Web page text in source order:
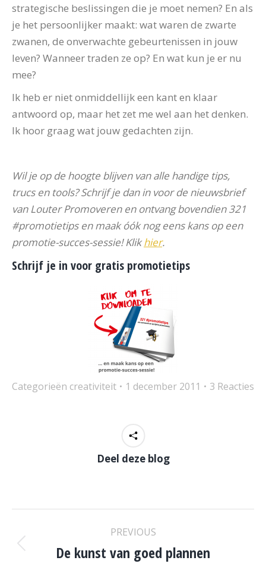
strategische beslissingen die je moet nemen? En als
je het persoonlijker maakt: wat waren de zwarte
zwanen, de onverwachte gebeurtenissen in jouw
leven? Wanneer traden ze op? En wat kun je er nu
mee?
Ik heb er niet onmiddellijk een kant en klaar
antwoord op, maar het zet me wel aan het denken.
Ik hoor graag wat jouw gedachten zijn.
Wil je op de hoogte blijven van alle handige tips,
trucs en tools? Schrijf je dan in voor de nieuwsbrief
van Louter Promoveren en ontvang bovendien 321
#promotietips en maak óók nog eens kans op een
promotie-succes-sessie! Klikhier.
Schrijf je in voor gratis promotietips
Categorieën creativiteit 1 december 2011 3 Reacties
Deel deze blog
POST
NAVIGATION
PREVIOUS
Previous
De kunst van goed plannen